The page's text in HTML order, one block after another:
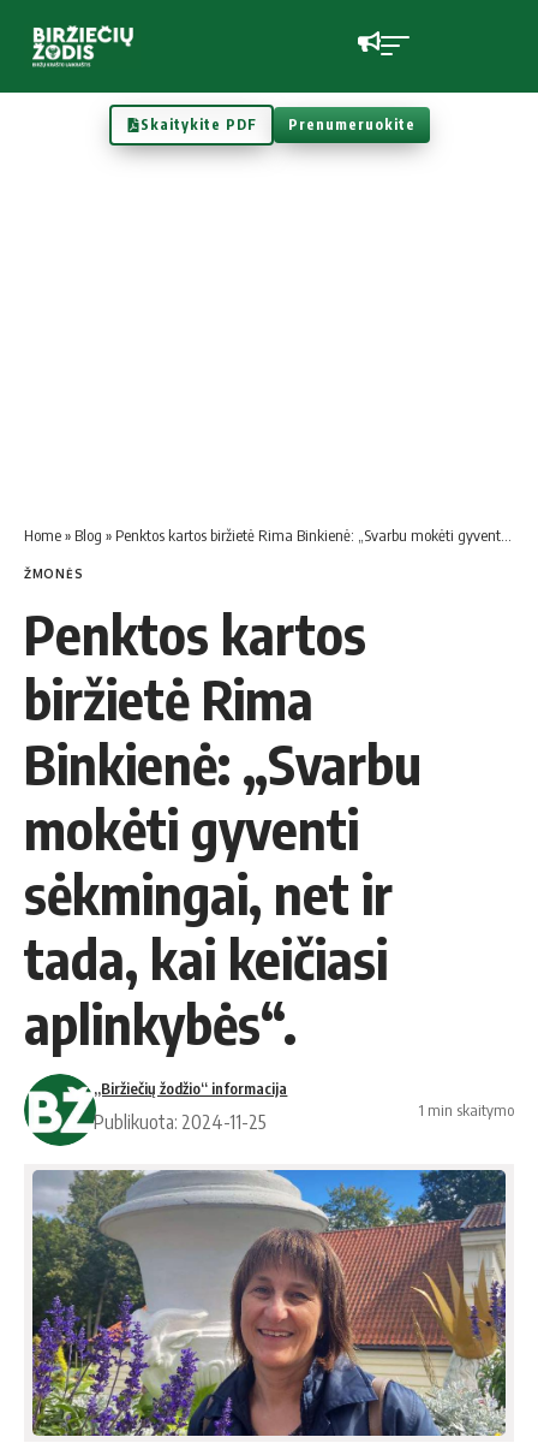
Skaitykite PDF Prenumeruokite
Home» Blog » Penktos kartos biržietė Rima Binkienė: „Svarbu mokėti gyventi sėkmingai, net ir tada, kai keičiasi aplinkybės“.
ŽMONĖS
Penktos kartos
biržietė Rima
Binkienė: „Svarbu
mokėti gyventi
sėkmingai, net ir
tada, kai keičiasi
aplinkybės“.
„Biržiečių žodžio“ informacija
Publikuota: 2024-11-25
1 min skaitymo